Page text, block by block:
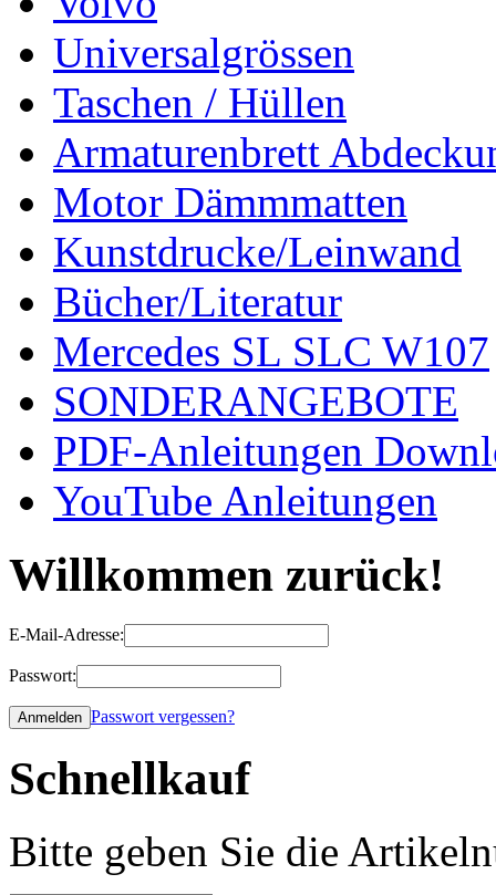
Universalgrössen
Taschen / Hüllen
Armaturenbrett
Motor Dämmmatten
Kunstdrucke/Leinwand
Bücher/Literatur
Mercedes SL SLC W107
SONDERANGEBOTE
PDF-Anleitungen
YouTube Anleitungen
Willkommen zurück!
E-Mail-Adresse:
Passwort:
Passwort vergessen?
Schnellkauf
Bitte geben Sie die